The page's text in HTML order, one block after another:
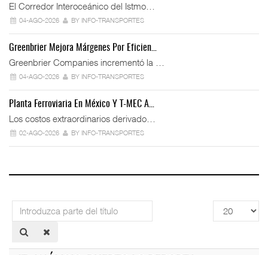
El Corredor Interoceánico del Istmo…
04-AGO-2026 BY INFO-TRANSPORTES
Greenbrier Mejora Márgenes Por Eficien…
Greenbrier Companies incrementó la …
04-AGO-2026 BY INFO-TRANSPORTES
Planta Ferroviaria En México Y T-MEC A…
Los costos extraordinarios derivado…
02-AGO-2026 BY INFO-TRANSPORTES
Introduzca
parte
del
Cantidad
a